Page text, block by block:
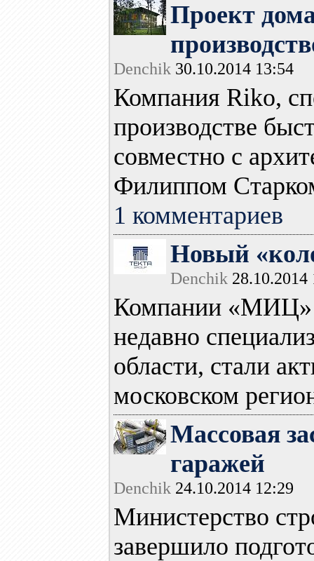
Проект
Denchik 30.10.2014 13:54
Компания Riko,
производстве
совместно с
Филиппом
1 комментариев
Новый
Denchik 28.10.2014
Компании «МИЦ»
недавно
области, стали
московском
Массовая
гаражей
Denchik 24.10.2014 12:29
Министерство
завершило